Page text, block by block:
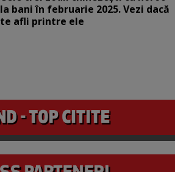
la bani în februarie 2025. Vezi dacă
te afli printre ele